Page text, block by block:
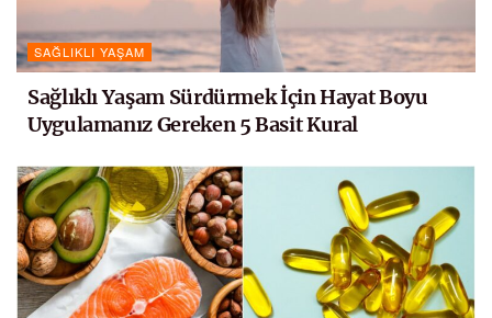
SAĞLIKLI YAŞAM
Sağlıklı Yaşam Sürdürmek İçin Hayat Boyu
Uygulamanız Gereken 5 Basit Kural